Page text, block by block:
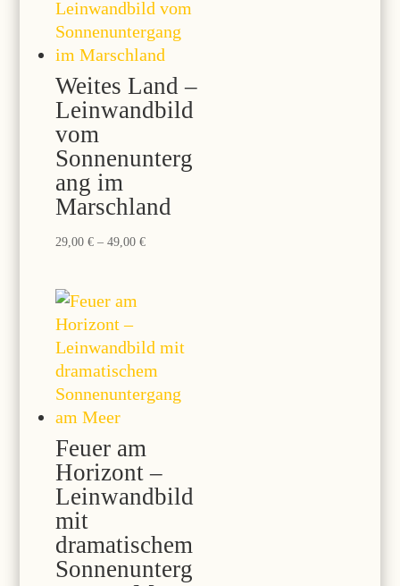
Weites Land –
Leinwandbild
vom
Sonnenunterg
ang im
Marschland
29,00€ –49,00€Preisspanne:
Feuer am
Horizont –
Leinwandbild
mit
dramatischem
Sonnenunterg